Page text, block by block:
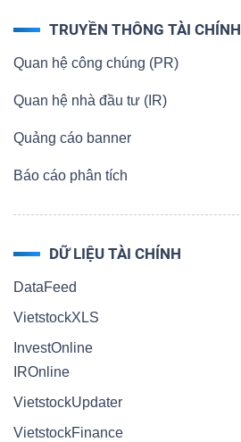
TRUYỀN THÔNG TÀI CHÍNH
Quan hệ công chúng (PR)
Quan hệ nhà đầu tư (IR)
Quảng cáo banner
Báo cáo phân tích
DỮ LIỆU TÀI CHÍNH
DataFeed
VietstockXLS
InvestOnline
IROnline
VietstockUpdater
VietstockFinance